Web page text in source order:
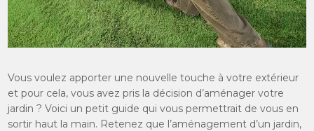
Vous voulez apporter une nouvelle touche à votre extérieur
et pour cela, vous avez pris la décision d’aménager votre
jardin ? Voici un petit guide qui vous permettrait de vous en
sortir haut la main. Retenez que l’aménagement d’un jardin,